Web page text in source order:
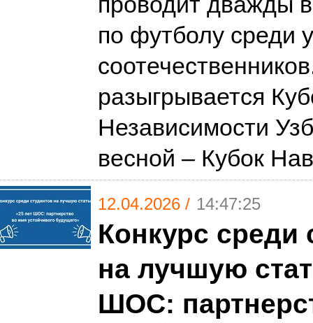
по футболу среди
разыгрывается
Независимости
весной – Кубок
12.04.2026 / 14:47:25
Конкурс среди
на лучшую
ШОС: